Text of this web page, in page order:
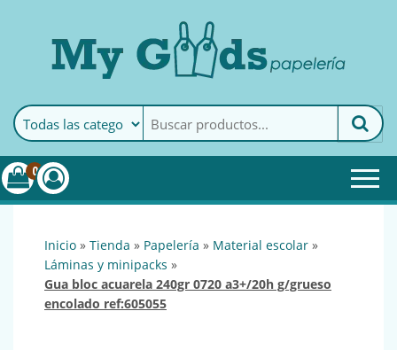
MyGoods · PapeleríaMy Goods es tu papelería
online de confianza. Podrás
encontrar todo lo necesario
0
inicio » tienda » papelería » material escolar »
láminas y minipacks »
gua bloc acuarela 240gr 0720 a3+/20h g/grueso
encolado ref:605055